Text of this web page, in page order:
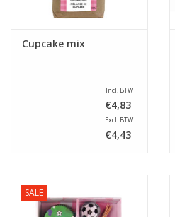
Cupcake mix
Incl. BTW
€4,83
Excl. BTW
€4,43
SALE